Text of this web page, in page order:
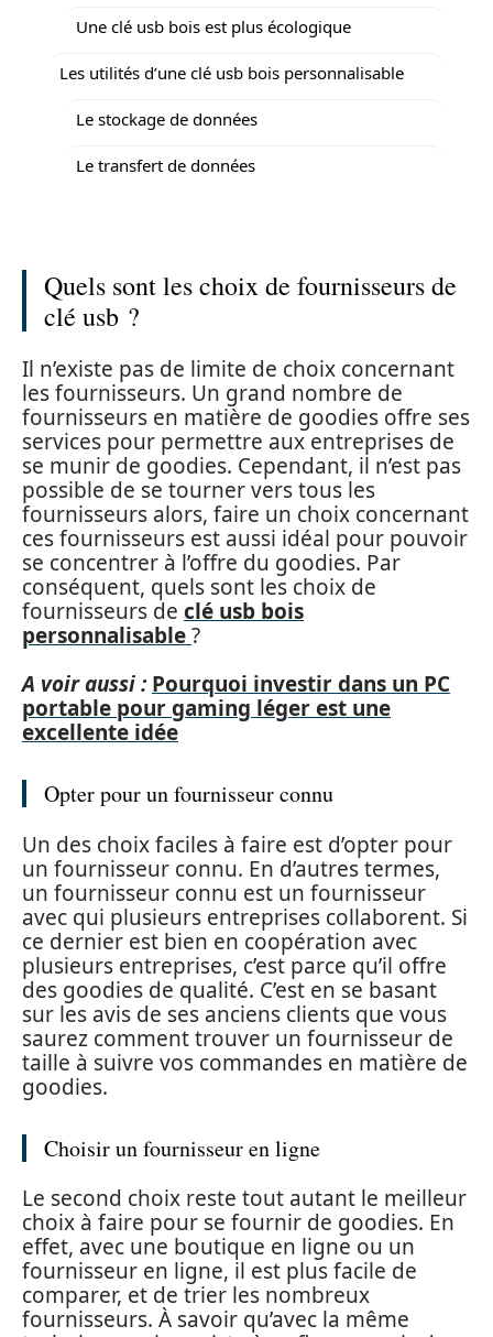
Une clé usb bois est plus écologique
Les utilités d’une clé usb bois personnalisable
Le stockage de données
Le transfert de données
Quels sont les choix de fournisseurs de
clé usb ?
Il n’existe pas de limite de choix concernant
les fournisseurs. Un grand nombre de
fournisseurs en matière de goodies offre ses
services pour permettre aux entreprises de
se munir de goodies. Cependant, il n’est pas
possible de se tourner vers tous les
fournisseurs alors, faire un choix concernant
ces fournisseurs est aussi idéal pour pouvoir
se concentrer à l’offre du goodies. Par
conséquent, quels sont les choix de
fournisseurs de clé usb bois
personnalisable?
A voir aussi : Pourquoi investir dans un PC
portable pour gaming léger est une
excellente idée
Opter pour un fournisseur connu
Un des choix faciles à faire est d’opter pour
un fournisseur connu. En d’autres termes,
un fournisseur connu est un fournisseur
avec qui plusieurs entreprises collaborent. Si
ce dernier est bien en coopération avec
plusieurs entreprises, c’est parce qu’il offre
des goodies de qualité. C’est en se basant
sur les avis de ses anciens clients que vous
saurez comment trouver un fournisseur de
taille à suivre vos commandes en matière de
goodies.
Choisir un fournisseur en ligne
Le second choix reste tout autant le meilleur
choix à faire pour se fournir de goodies. En
effet, avec une boutique en ligne ou un
fournisseur en ligne, il est plus facile de
comparer, et de trier les nombreux
fournisseurs. À savoir qu’avec la même